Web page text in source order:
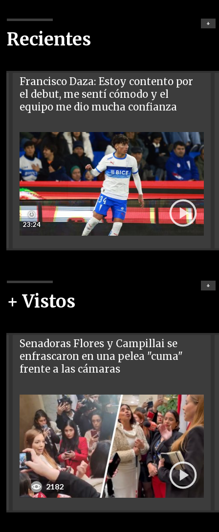
Recientes
+
Francisco Daza: Estoy contento por
el debut, me sentí cómodo y el
equipo me dio mucha confianza
🕑
23:24
+ Vistos
+
Senadoras Flores y Campillai se
enfrascaron en una pelea "cuma"
frente a las cámaras
2182